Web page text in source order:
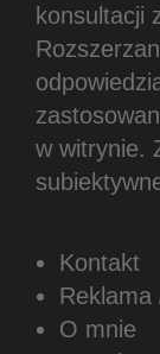
konsultacji
w witrynie.
Kontakt
Reklama
O mnie